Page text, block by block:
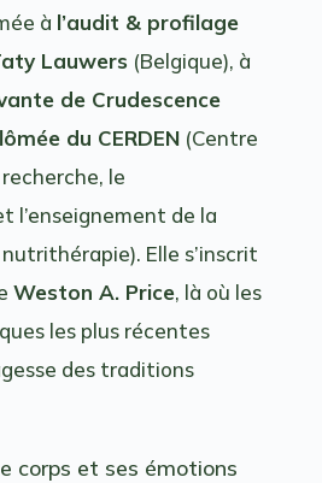
à l’audit & profilage
Lauwers (Belgique), à
de Crudescence
du CERDEN(Centre
le
l’enseignement de la
Elle s’inscrit
Weston A. Price, là où les
les plus récentes
des traditions
corps et ses émotions